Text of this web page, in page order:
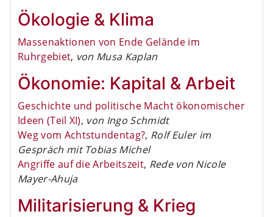
Ökologie & Klima
Massenaktionen von Ende Gelände im
Ruhrgebiet, von Musa Kaplan
Ökonomie: Kapital & Arbeit
Geschichte und politische Macht ökonomischer
Ideen (Teil XI), von Ingo Schmidt
Weg vom Achtstundentag?, Rolf Euler im
Gespräch mit Tobias Michel
Angriffe auf die Arbeitszeit, Rede von Nicole
Mayer-Ahuja
Militarisierung & Krieg